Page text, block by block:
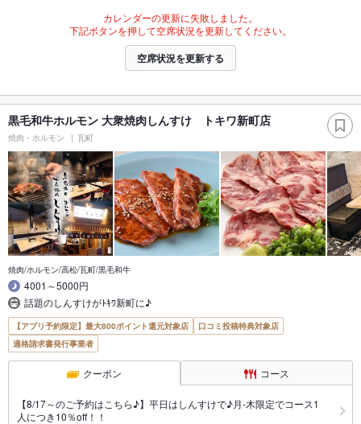
カレンダーの更新に失敗しました。
下記ボタンを押して空席状況を更新してください。
空席状況を更新する
黒毛和牛ホルモン 大衆焼肉しんすけ トキワ新町店
焼肉・ホルモン 瓦町
焼肉/ホルモン/高松/瓦町/黒毛和牛
4001～5000円
話題のしんすけがﾄｷﾜ新町に♪
【アプリ予約限定】最大800ポイント還元対象店
口コミ投稿特典対象店
適格請求書発行事業者
クーポン コース
【8/17～のご予約はこちら♪】平日はしんすけで♪月-木限定でコース1
人につき10％off！！